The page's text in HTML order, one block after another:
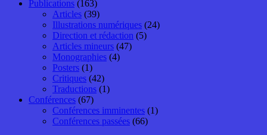
Publications (163)
Articles (39)
Illustrations numériques (24)
Direction et rédaction (5)
Articles mineurs (47)
Monographies (4)
Posters (1)
Critiques (42)
Traductions (1)
Conférences (67)
Conférences imminentes (1)
Conférences passées (66)